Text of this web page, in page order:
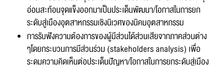
อ่อนสะท้อนจุดแข็งออกมาเป็นประเด็นพัฒนา/โอกาสในการยก
ระดับสู่เมืองอุตสาหกรรมเชิงนิเวศของนิคมอุตสาหกรรม
การรับฟังความต้องการของผู้มีส่วนได้ส่วนเสียจากภาคส่วนต่าง
ๆโดยกระบวนการมีส่วนร่วม (stakeholders analysis) เพื่อ
ระดมความคิดเห็นต่อประเด็นปัญหา/โอกาสในการยกระดับสู่เมือง